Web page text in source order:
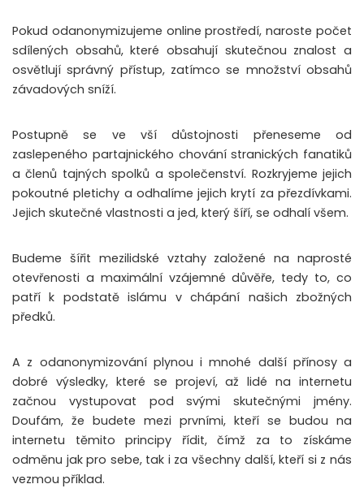
Pokud odanonymizujeme online prostředí, naroste počet
sdílených obsahů, které obsahují skutečnou znalost a
osvětlují správný přístup, zatímco se množství obsahů
závadových sníží.
Postupně se ve vší důstojnosti přeneseme od
zaslepeného partajnického chování stranických fanatiků
a členů tajných spolků a společenství. Rozkryjeme jejich
pokoutné pletichy a odhalíme jejich krytí za přezdívkami.
Jejich skutečné vlastnosti a jed, který šíří, se odhalí všem.
Budeme šířit mezilidské vztahy založené na naprosté
otevřenosti a maximální vzájemné důvěře, tedy to, co
patří k podstatě islámu v chápání našich zbožných
předků.
A z odanonymizování plynou i mnohé další přínosy a
dobré výsledky, které se projeví, až lidé na internetu
začnou vystupovat pod svými skutečnými jmény.
Doufám, že budete mezi prvními, kteří se budou na
internetu těmito principy řídit, čímž za to získáme
odměnu jak pro sebe, tak i za všechny další, kteří si z nás
vezmou příklad.